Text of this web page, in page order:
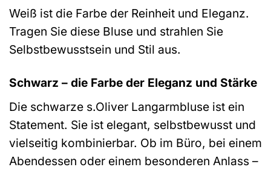
Weiß ist die Farbe der Reinheit und Eleganz.
Tragen Sie diese Bluse und strahlen Sie
Selbstbewusstsein und Stil aus.
Schwarz – die Farbe der Eleganz und Stärke
Die schwarze s.Oliver Langarmbluse ist ein
Statement. Sie ist elegant, selbstbewusst und
vielseitig kombinierbar. Ob im Büro, bei einem
Abendessen oder einem besonderen Anlass –